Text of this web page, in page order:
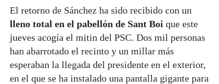
El retorno de Sánchez ha sido recibido con un
lleno total en el pabellón de Sant Boi que este
jueves acogía el mitin del PSC. Dos mil personas
han abarrotado el recinto y un millar más
esperaban la llegada del presidente en el exterior,
en el que se ha instalado una pantalla gigante para